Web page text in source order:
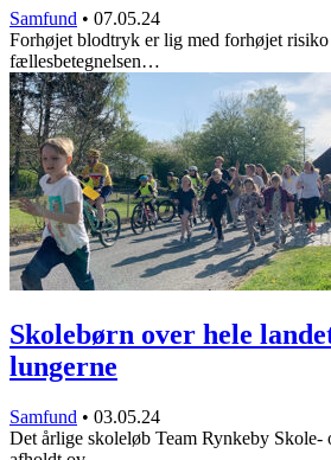
Samfund • 07.05.24
Forhøjet blodtryk er lig med forhøjet
fællesbetegnelsen…
Skolebørn over hele
lungerne
Samfund • 03.05.24
Det årlige skoleløb Team Rynkeby